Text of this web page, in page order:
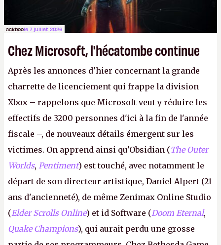
ackboole 7 juillet 2026
Chez Microsoft, l'hécatombe continue
Après les annonces d'hier concernant la grande
charrette de licenciement qui frappe la division
Xbox – rappelons que Microsoft veut y réduire les
effectifs de 3200 personnes d'ici à la fin de l'année
fiscale –, de nouveaux détails émergent sur les
victimes. On apprend ainsi qu'Obsidian (The Outer
Worlds, Pentiment) est touché, avec notamment le
départ de son directeur artistique, Daniel Alpert (21
ans d'ancienneté), de même Zenimax Online Studio
(Elder Scrolls Online) et id Software (Doom Eternal,
Quake Champions), qui aurait perdu une grosse